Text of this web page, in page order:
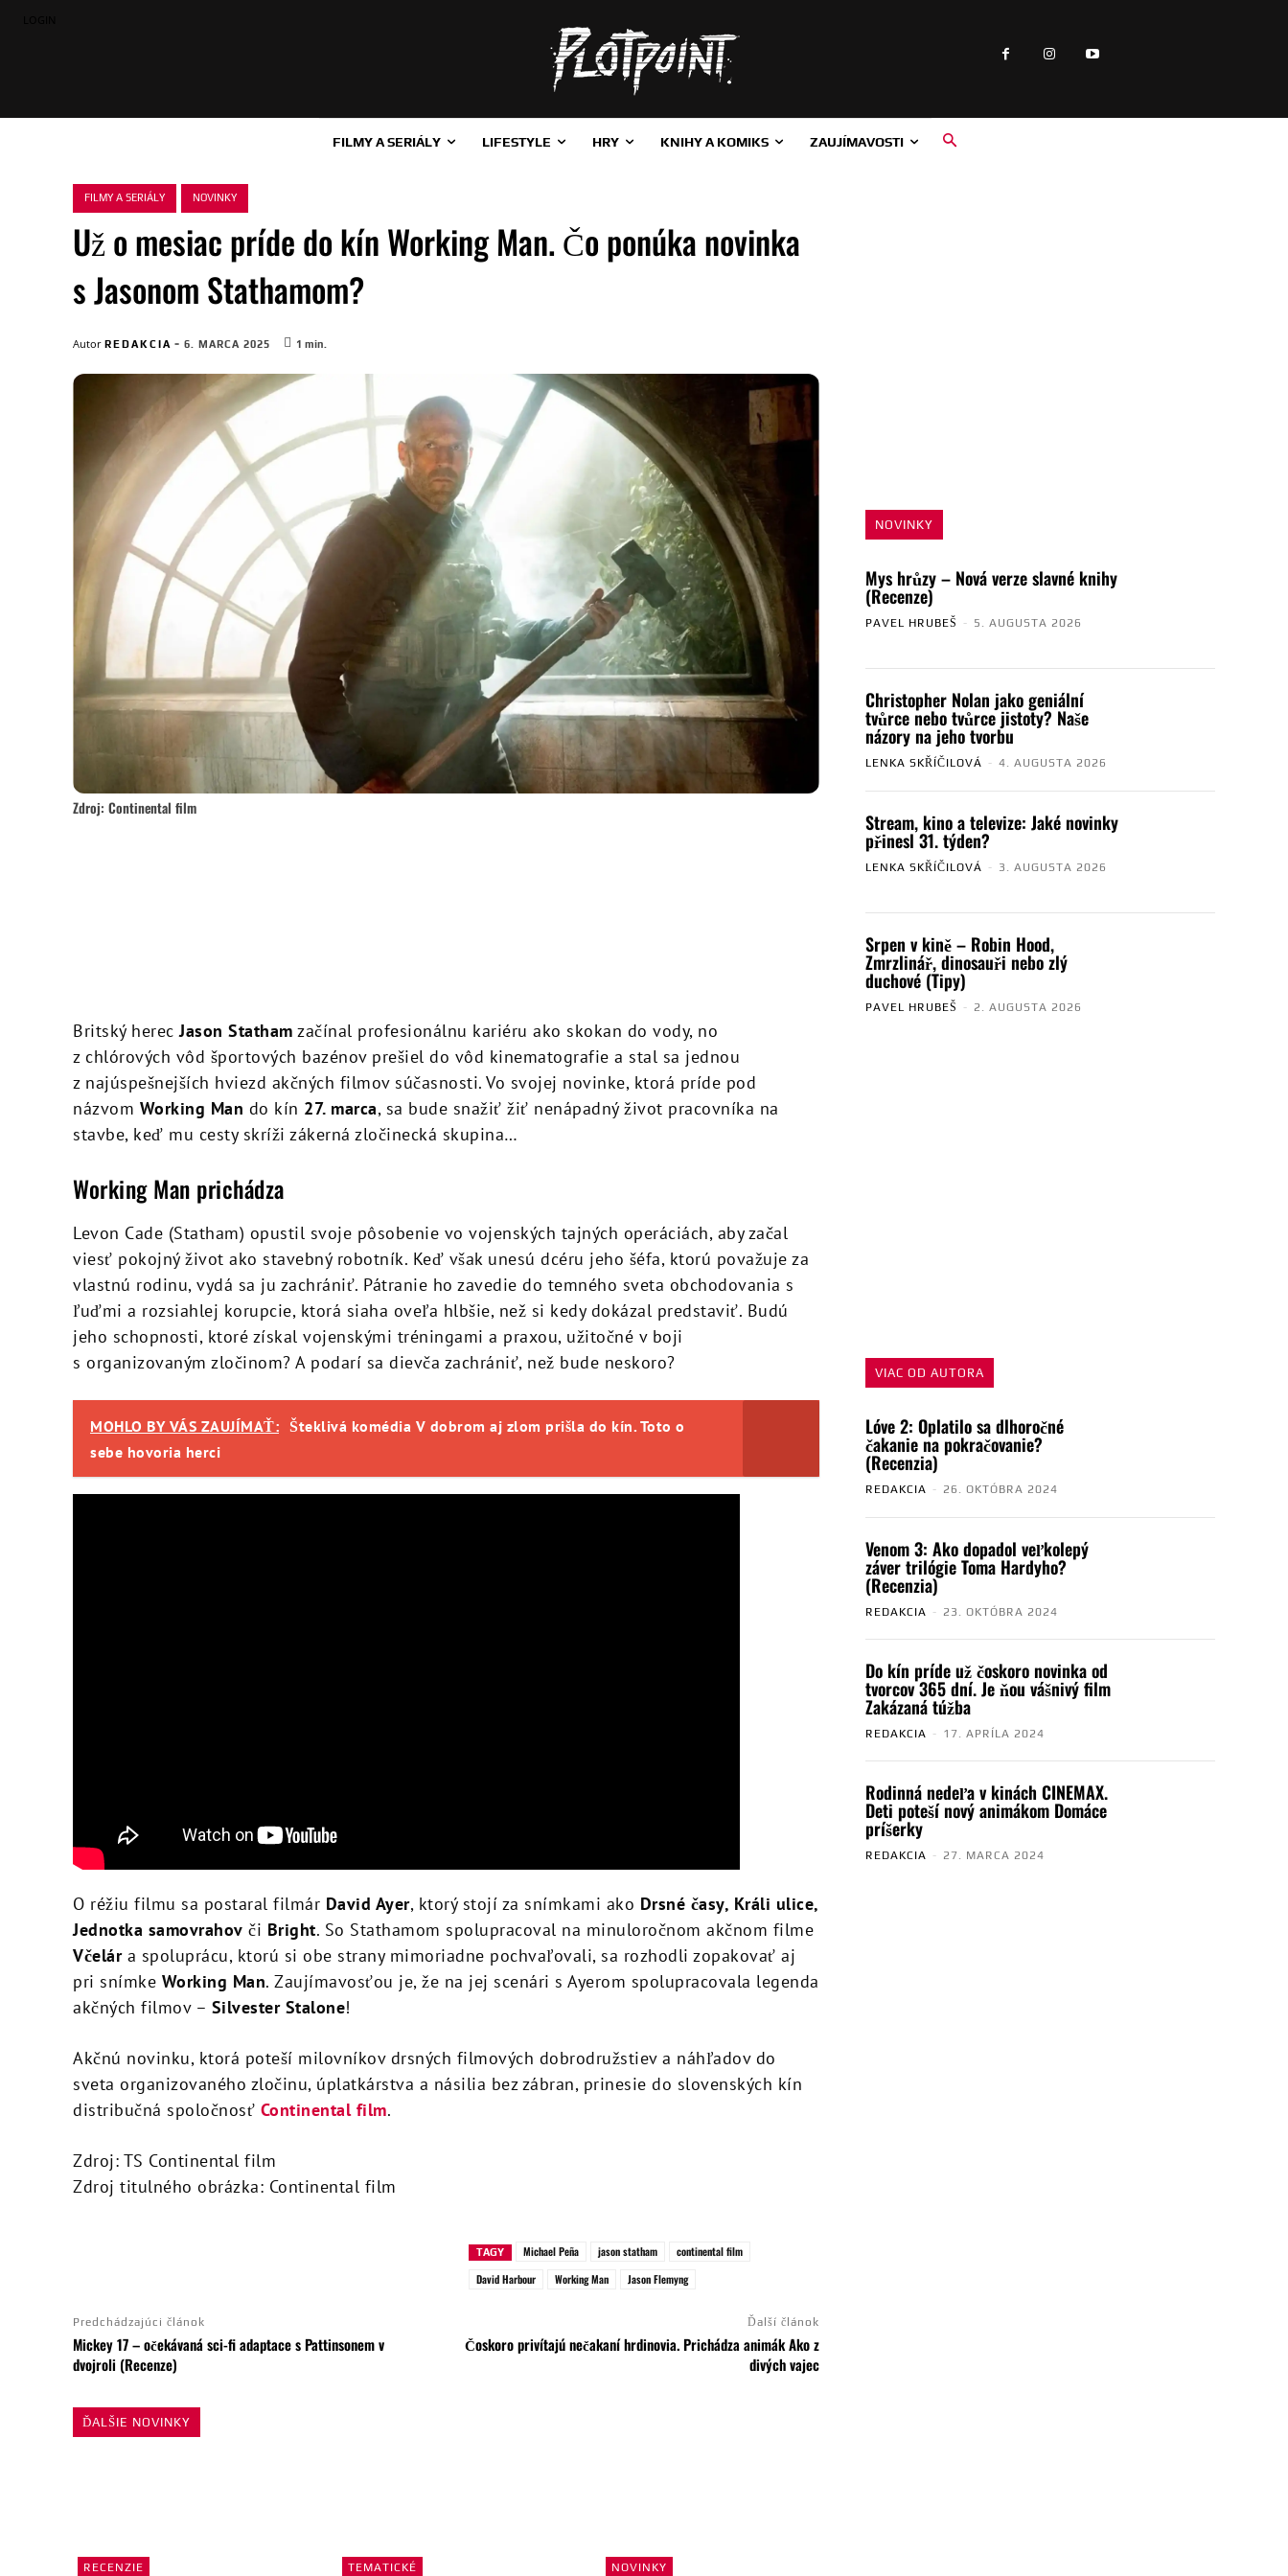
FILMY A SERIÁLY LIFESTYLE HRY KNIHY A KOMIKS ZAUJÍMAVOSTI
FILMY A SERIÁLY NOVINKY
Už o mesiac príde do kín Working Man. Čo ponúka novinka
s Jasonom Stathamom?
Autor REDAKCIA - 6. MARCA 2025 1 min.
Zdroj: Continental film
NOVINKY
Mys hrůzy – Nová verze slavné knihy
(Recenze)
PAVEL HRUBEŠ - 5. AUGUSTA 2026
Christopher Nolan jako geniální
tvůrce nebo tvůrce jistoty? Naše
názory na jeho tvorbu
LENKA SKŘÍČILOVÁ - 4. AUGUSTA 2026
Stream, kino a televize: Jaké novinky
přinesl 31. týden?
LENKA SKŘÍČILOVÁ - 3. AUGUSTA 2026
Srpen v kině – Robin Hood,
Zmrzlinář, dinosauři nebo zlý
duchové (Tipy)
PAVEL HRUBEŠ - 2. AUGUSTA 2026
Britský herecJason Statham začínal profesionálnu kariéru ako skokan do vody, no
z chlórových vôd športových bazénov prešiel do vôd kinematografie a stal sa jednou
z najúspešnejších hviezd akčných filmov súčasnosti. Vo svojej novinke, ktorá príde pod
názvom Working Man do kín 27. marca, sa bude snažiť žiť nenápadný život pracovníka na
stavbe, keď mu cesty skríži zákerná zločinecká skupina…
Working Man prichádza
Levon Cade (Statham) opustil svoje pôsobenie vo vojenských tajných operáciách, aby začal
viesť pokojný život ako stavebný robotník. Keď však unesú dcéru jeho šéfa, ktorú považuje za
vlastnú rodinu, vydá sa ju zachrániť. Pátranie ho zavedie do temného sveta obchodovania s
ľuďmi a rozsiahlej korupcie, ktorá siaha oveľa hlbšie, než si kedy dokázal predstaviť. Budú
jeho schopnosti, ktoré získal vojenskými tréningami a praxou, užitočné v boji
s organizovaným zločinom? A podarí sa dievča zachrániť, než bude neskoro?
MOHLO BY VÁS ZAUJÍMAŤ: Šteklivá komédia V dobrom aj zlom prišla do kín. Toto o
sebe hovoria herci
O réžiu filmu sa postaral filmár David Ayer, ktorý stojí za snímkami ako Drsné časy, Králi ulice,
Jednotka samovrahov či Bright. So Stathamom spolupracoval na minuloročnom akčnom filme
Včelára spoluprácu, ktorú si obe strany mimoriadne pochvaľovali, sa rozhodli zopakovať aj
pri snímke Working Man. Zaujímavosťou je, že na jej scenári s Ayerom spolupracovala legenda
akčných filmov – Silvester Stalone!
Akčnú novinku, ktorá poteší milovníkov drsných filmových dobrodružstiev a náhľadov do
sveta organizovaného zločinu, úplatkárstva a násilia bez zábran, prinesie do slovenských kín
distribučná spoločnosť Continental film.
Zdroj: TS Continental film
Zdroj titulného obrázka: Continental film
TAGY Michael Peña jason statham
continental film
David Harbour
Working Man Jason Flemyng
Predchádzajúci článok
Mickey 17 – očekávaná sci-fi adaptace s Pattinsonem v
dvojroli (Recenze)
Ďalší článok
Čoskoro privítajú nečakaní hrdinovia. Prichádza animák Ako z
divých vajec
ĎALŠIE NOVINKY
RECENZIE TEMATICKÉ NOVINKY
VIAC OD AUTORA
Lóve 2: Oplatilo sa dlhoročné
čakanie na pokračovanie?
(Recenzia)
REDAKCIA - 26. OKTÓBRA 2024
Venom 3: Ako dopadol veľkolepý
záver trilógie Toma Hardyho?
(Recenzia)
REDAKCIA - 23. OKTÓBRA 2024
Do kín príde už čoskoro novinka od
tvorcov 365 dní. Je ňou vášnivý film
Zakázaná túžba
REDAKCIA - 17. APRÍLA 2024
Rodinná nedeľa v kinách CINEMAX.
Deti poteší nový animákom Domáce
príšerky
REDAKCIA - 27. MARCA 2024